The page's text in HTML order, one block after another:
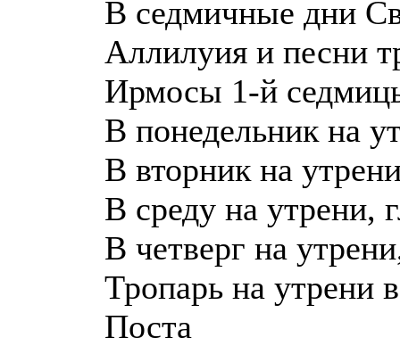
В седмичные дни
Аллилуия и песни
Ирмосы 1-й
В понедельник на
В вторник на
В среду на утрени,
В четверг на
Тропарь на утрени
Поста